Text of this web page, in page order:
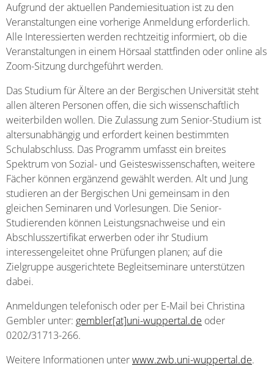
Aufgrund der aktuellen Pandemiesituation ist zu den
Veranstaltungen eine vorherige Anmeldung erforderlich.
Alle Interessierten werden rechtzeitig informiert, ob die
Veranstaltungen in einem Hörsaal stattfinden oder online als
Zoom-Sitzung durchgeführt werden.
Das Studium für Ältere an der Bergischen Universität steht
allen älteren Personen offen, die sich wissenschaftlich
weiterbilden wollen. Die Zulassung zum Senior-Studium ist
altersunabhängig und erfordert keinen bestimmten
Schulabschluss. Das Programm umfasst ein breites
Spektrum von Sozial- und Geisteswissenschaften, weitere
Fächer können ergänzend gewählt werden. Alt und Jung
studieren an der Bergischen Uni gemeinsam in den
gleichen Seminaren und Vorlesungen. Die Senior-
Studierenden können Leistungsnachweise und ein
Abschlusszertifikat erwerben oder ihr Studium
interessengeleitet ohne Prüfungen planen; auf die
Zielgruppe ausgerichtete Begleitseminare unterstützen
dabei.
Anmeldungen telefonisch oder per E-Mail bei Christina
Gembler unter: gembler[at]uni-wuppertal.de oder
0202/31713-266.
Weitere Informationen unterwww.zwb.uni-wuppertal.de.